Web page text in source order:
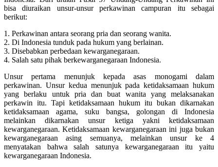
bisa diuraikan unsur-unsur perkawinan campuran itu sebagai
berikut:
1. Perkawinan antara seorang pria dan seorang wanita.
2. Di Indonesia tunduk pada hukum yang berlainan.
3. Disebabkan perbedaan kewarganegaraan.
4. Salah satu pihak berkewarganegaraan Indonesia.
Unsur pertama menunjuk kepada asas monogami dalam
perkawinan. Unsur kedua menunjuk pada ketidaksamaan hukum
yang berlaku untuk pria dan buat wanita yang melaksanakan
perkawin itu. Tapi ketidaksamaan hukum itu bukan dikarnakan
ketidaksamaan agama, suku bangsa, golongan di Indonesia
melainkan dikarnakan unsur ketiga yakni ketidaksamaan
kewarganegaraan. Ketidaksamaan kewarganegaraan ini juga bukan
kewarganegaraan asing semuanya, melainkan unsur ke 4
menyatakan bahwa salah satunya kewarganegaraan itu yaitu
kewarganegaraan Indonesia.